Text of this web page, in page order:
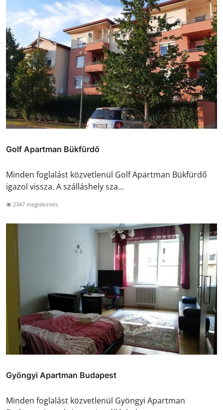
Golf Apartman Bükfürdő
Minden foglalást közvetlenül Golf Apartman Bükfürdő
igazol vissza. A szálláshely sza...
2347 megtekintés
Gyöngyi Apartman Budapest
Minden foglalást közvetlenül Gyöngyi Apartman